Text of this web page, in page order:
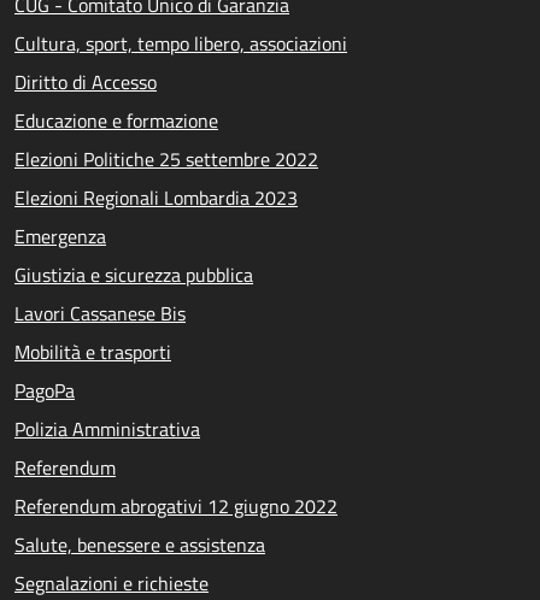
Cultura, sport, tempo libero, associazioni
Diritto di Accesso
Educazione e formazione
Elezioni Politiche 25 settembre 2022
Elezioni Regionali Lombardia 2023
Emergenza
Giustizia e sicurezza pubblica
Lavori Cassanese Bis
Mobilità e trasporti
PagoPa
Polizia Amministrativa
Referendum
Referendum abrogativi 12 giugno 2022
Salute, benessere e assistenza
Segnalazioni e richieste